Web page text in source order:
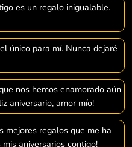
es un regalo inigualable.
único para mí. Nunca dejaré
nos hemos enamorado aún
aniversario, amor mío!
mejores regalos que me ha
aniversarios contigo!